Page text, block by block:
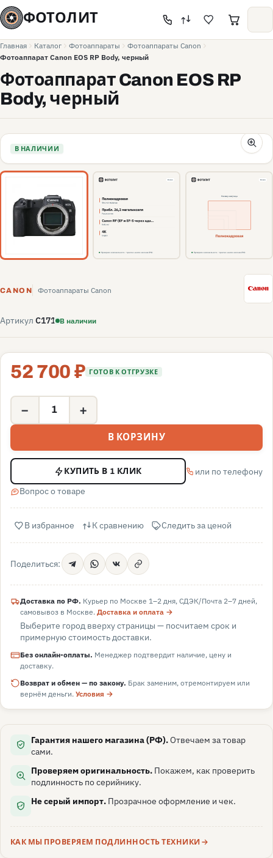
ФОТОЛИТ
Главная Каталог Фотоаппараты
Фотоаппараты Canon
Фотоаппарат Canon EOS RP Body, черный
Фотоаппарат Canon EOS RP
Body, черный
В НАЛИЧИИ
CANON Фотоаппараты Canon C
Артикул C171 В наличии
52 700 ₽ ГОТОВ К ОТГРУЗКЕ
− +
В КОРЗИНУ
КУПИТЬ В 1 КЛИК
или по телефону
Вопрос о товаре
В избранное К сравнению Следить за ценой
Поделиться:
Доставка по РФ. Курьер по Москве 1–2 дня, СДЭК/Почта 2–7 дней,
самовывоз в Москве.Доставка и оплата →
Выберите город вверху страницы — посчитаем срок и
примерную стоимость доставки.
Без онлайн-оплаты. Менеджер подтвердит наличие, цену и
доставку.
Возврат и обмен — по закону. Брак заменим, отремонтируем или
вернём деньги. Условия →
Гарантия нашего магазина (РФ).Отвечаем за товар
сами.
Проверяем оригинальность. Покажем, как проверить
подлинность по серийнику.
Не серый импорт. Прозрачное оформление и чек.
КАК МЫ ПРОВЕРЯЕМ ПОДЛИННОСТЬ ТЕХНИКИ